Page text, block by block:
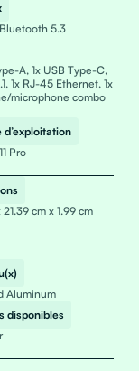
5.3
A, 1x USB Type-C,
1x RJ-45 Ethernet, 1x
microphone combo
d’exploitation
Pro
21.39 cm x 1.99 cm
Aluminum
disponibles